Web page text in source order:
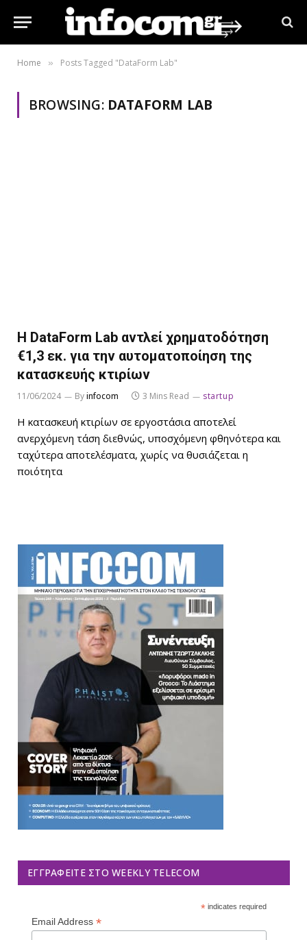
Home » Posts Tagged "DataForm Lab"
BROWSING: DATAFORM LAB
Η DataForm Lab αντλεί χρηματοδότηση
€1,3 εκ. για την αυτοματοποίηση της
κατασκευής κτιρίων
11/06/2024 Byinfocom 3 Mins Read startup
Η κατασκευή κτιρίων σε εργοστάσια αποτελεί
ανερχόμενη τάση διεθνώς, υποσχόμενη φθηνότερα και
ταχύτερα αποτελέσματα, χωρίς να θυσιάζεται η
ποιότητα
ΕΓΓΡΑΦΕΊΤΕ ΣΤΟ WEEKLY TELECOM
*indicates required
Email Address *